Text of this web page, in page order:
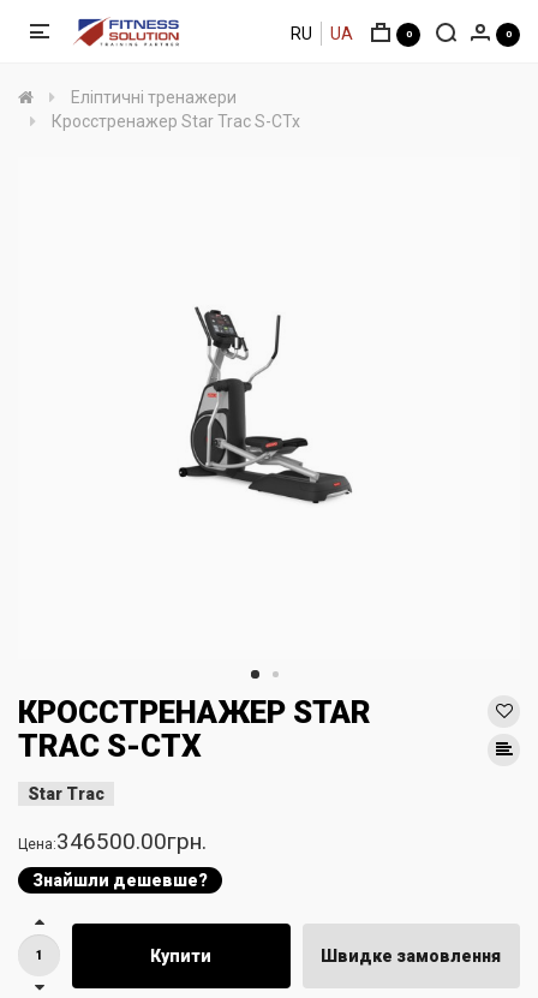
RU UA 0 0
Еліптичні тренажери
Кросстренажер Star Trac S-CTx
КРОССТРЕНАЖЕР STAR
TRAC S-CTX
Star Trac
Цена:346500.00грн.
Знайшли дешевше?
Купити Швидке замовлення